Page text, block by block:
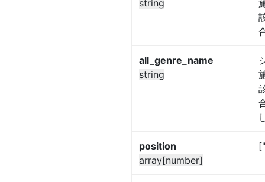
string
all_genre_name
string
position
array[number]